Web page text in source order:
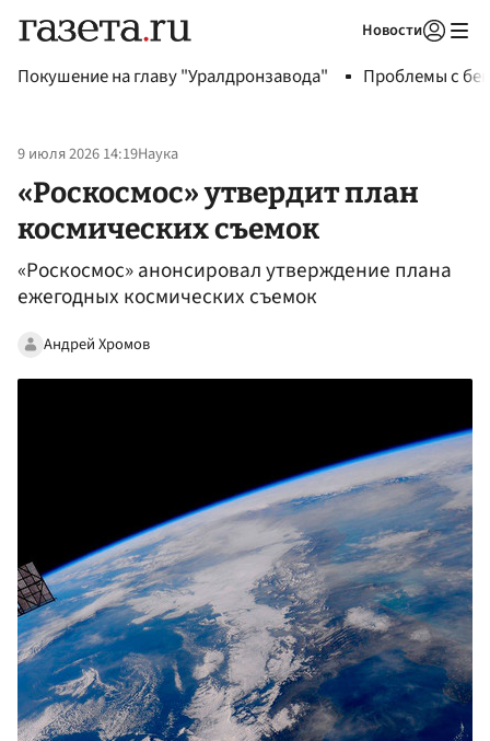
Новости
Покушение на главу "Уралдронзавода" Проблемы с
9 июля 2026 14:19Наука
«Роскосмоc» утвердит план
космических съемок
«Роскосмос» анонсировал утверждение плана
ежегодных космических съемок
Андрей Хромов